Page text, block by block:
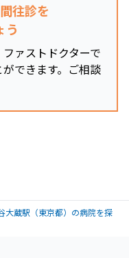
往診を
う
ァストドクターで
できます。ご相談
大蔵駅（東京都）の病院を探